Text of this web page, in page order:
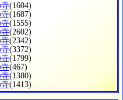
(1604)
(1687)
(1555)
(2602)
(2342)
(3372)
(1799)
(467)
(1380)
(1413)